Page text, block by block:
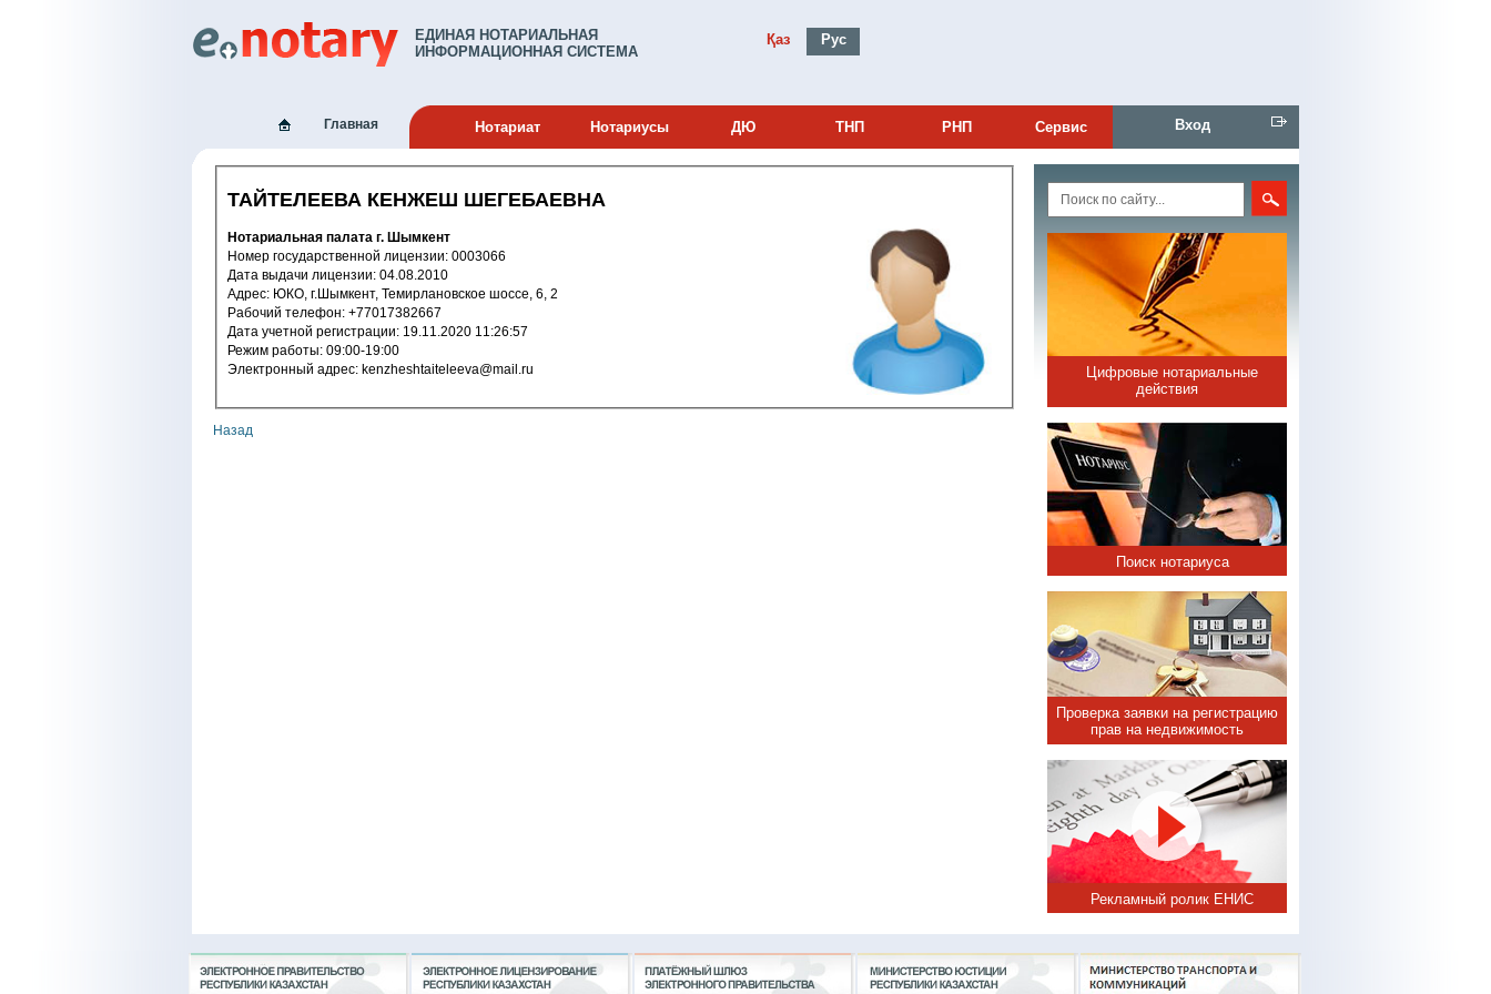
ЕДИНАЯ НОТАРИАЛЬНАЯ
ИНФОРМАЦИОННАЯ СИСТЕМА
Қаз Рус
Главная Нотариат Нотариусы ДЮ ТНП РНП Сервис Вход
ТАЙТЕЛЕЕВА КЕНЖЕШ ШЕГЕБАЕВНА
Нотариальная палата г. Шымкент
Номер государственной лицензии: 0003066
Дата выдачи лицензии: 04.08.2010
Адрес: ЮКО, г.Шымкент, Темирлановское шоссе, 6, 2
Рабочий телефон: +77017382667
Дата учетной регистрации: 19.11.2020 11:26:57
Режим работы: 09:00-19:00
Электронный адрес: kenzheshtaiteleeva@mail.ru
Назад
Цифровые нотариальные
действия
Поиск нотариуса
Проверка заявки на регистрацию
прав на недвижимость
Рекламный ролик ЕНИС